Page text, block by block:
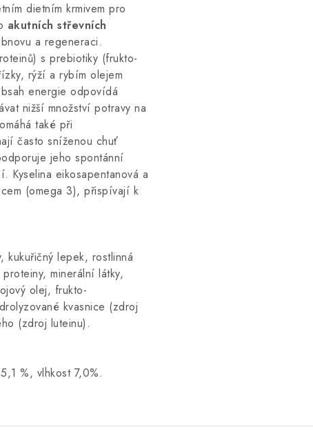
dietním krmivem pro
akutních střevních
a regeneraci.
s prebiotiky (frukto-
rýží a rybím olejem
energie odpovídá
nižší množství potravy na
také při
často sníženou chuť
jeho spontánní
Kyselina eikosapentanová a
(omega 3), přispívají k
kukuřičný lepek, rostlinná
minerální látky,
olej, frukto-
kvasnice (zdroj
(zdroj luteinu).
%, vlhkost 7,0%.